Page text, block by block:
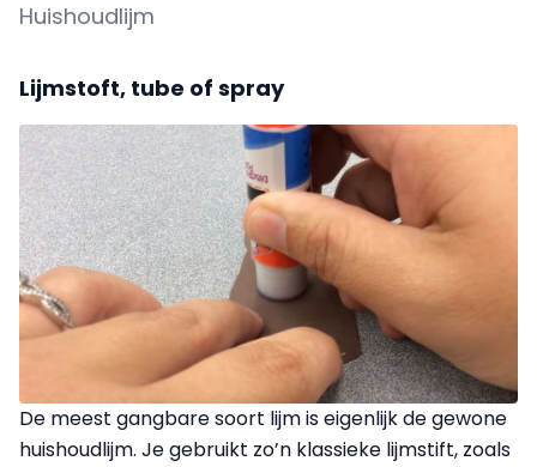
Huishoudlijm
Lijmstoft, tube of spray
De meest gangbare soort lijm is eigenlijk de gewone
huishoudlijm. Je gebruikt zo’n klassieke lijmstift, zoals